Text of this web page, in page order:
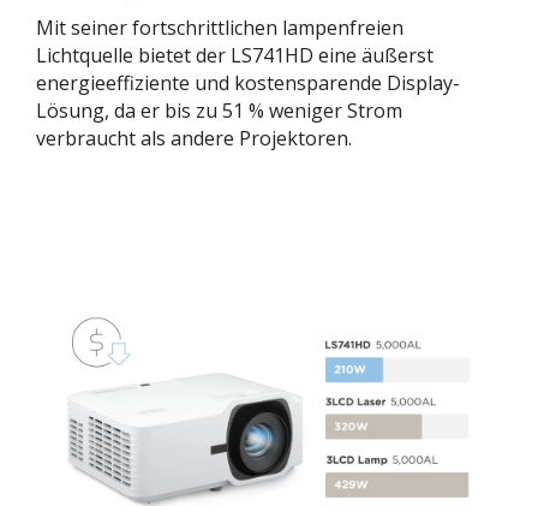
Mit seiner fortschrittlichen lampenfreien
Lichtquelle bietet der LS741HD eine äußerst
energieeffiziente und kostensparende Display-
Lösung, da er bis zu 51 % weniger Strom
verbraucht als andere Projektoren.